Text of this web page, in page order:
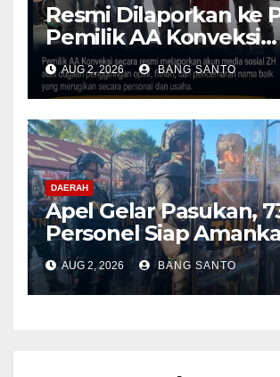
Resmi Dilaporkan ke
Pemilik AA Konveksi
Didampingi Tim
Lentera Netizen
NET-ID)
AUG 2, 2026 BANG SANTO
DAERAH
Apel Gelar Pasukan,
Personel Siap
Damai KNPB di
Papua Tengah
AUG 2, 2026 BANG SANTO